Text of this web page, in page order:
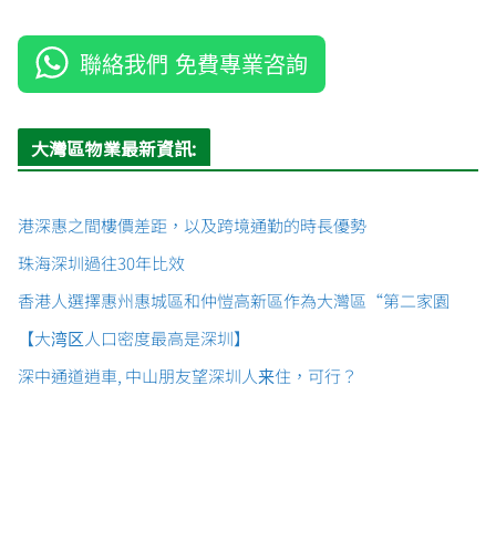
聯絡我們 免費專業咨詢
大灣區物業最新資訊:
港深惠之間樓價差距，以及跨境通勤的時長優勢
珠海深圳過往30年比效
香港人選擇惠州惠城區和仲愷高新區作為大灣區“第二家園
【大湾区人口密度最高是深圳】
深中通道逍車, 中山朋友望深圳人来住，可行？